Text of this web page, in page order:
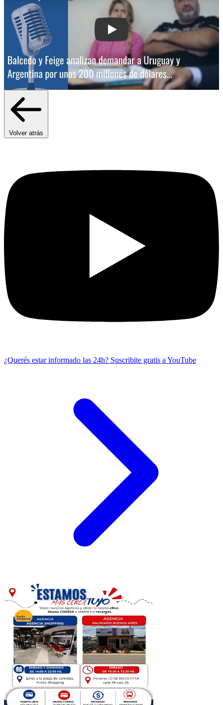
Play: Balcedo y Fiege analizan
Volver atrás
¿Querés estar informado las 24h? Suscribite gratis a YouTube